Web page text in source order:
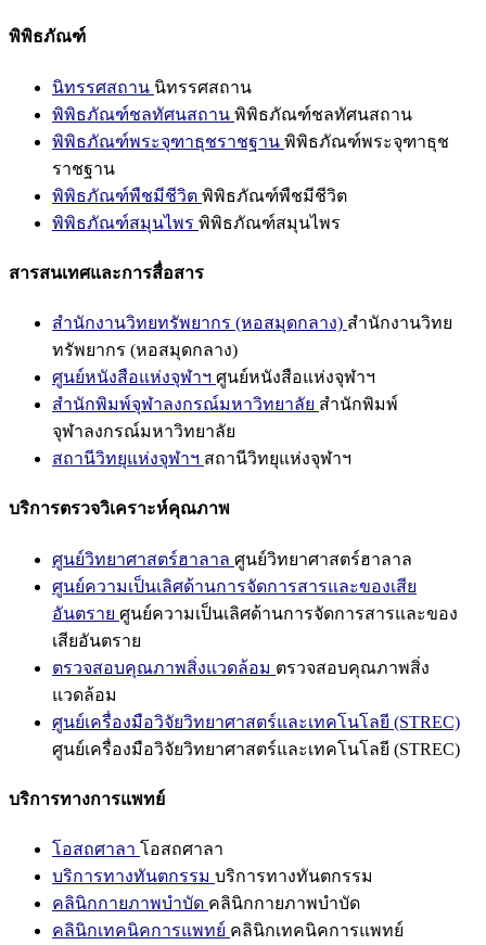
พิพิธภัณฑ์
นิทรรศสถาน นิทรรศสถาน
พิพิธภัณฑ์ชลทัศนสถาน พิพิธภัณฑ์ชลทัศนสถาน
พิพิธภัณฑ์พระจุฑาธุชราชฐาน พิพิธภัณฑ์พระจุฑาธุช
ราชฐาน
พิพิธภัณฑ์พืชมีชีวิต พิพิธภัณฑ์พืชมีชีวิต
พิพิธภัณฑ์สมุนไพร พิพิธภัณฑ์สมุนไพร
สารสนเทศและการสื่อสาร
สำนักงานวิทยทรัพยากร (หอสมุดกลาง) สำนักงานวิทย
ทรัพยากร (หอสมุดกลาง)
ศูนย์หนังสือแห่งจุฬาฯ ศูนย์หนังสือแห่งจุฬาฯ
สำนักพิมพ์จุฬาลงกรณ์มหาวิทยาลัย สำนักพิมพ์
จุฬาลงกรณ์มหาวิทยาลัย
สถานีวิทยุแห่งจุฬาฯ สถานีวิทยุแห่งจุฬาฯ
บริการตรวจวิเคราะห์คุณภาพ
ศูนย์วิทยาศาสตร์ฮาลาล ศูนย์วิทยาศาสตร์ฮาลาล
ศูนย์ความเป็นเลิศด้านการจัดการสารและของเสีย
อันตราย ศูนย์ความเป็นเลิศด้านการจัดการสารและของ
เสียอันตราย
ตรวจสอบคุณภาพสิ่งแวดล้อม ตรวจสอบคุณภาพสิ่ง
แวดล้อม
ศูนย์เครื่องมือวิจัยวิทยาศาสตร์และเทคโนโลยี (STREC)
ศูนย์เครื่องมือวิจัยวิทยาศาสตร์และเทคโนโลยี (STREC)
บริการทางการแพทย์
โอสถศาลา โอสถศาลา
บริการทางทันตกรรม บริการทางทันตกรรม
คลินิกกายภาพบำบัด คลินิกกายภาพบำบัด
คลินิกเทคนิคการแพทย์ คลินิกเทคนิคการแพทย์